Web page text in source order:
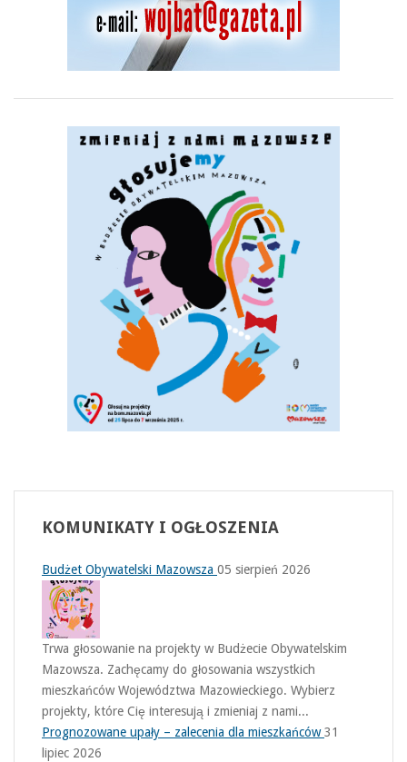
KOMUNIKATY I OGŁOSZENIA
Budżet Obywatelski Mazowsza 05 sierpień 2026
Trwa głosowanie na projekty w Budżecie Obywatelskim
Mazowsza. Zachęcamy do głosowania wszystkich
mieszkańców Województwa Mazowieckiego. Wybierz
projekty, które Cię interesują i zmieniaj z nami...
Prognozowane upały – zalecenia dla mieszkańców31
lipiec 2026